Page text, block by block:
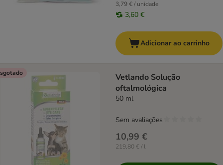
3,79 € / unidade
3,60 €
Adicionar ao carrinho
Vetlando Solução
oftalmológica
50 ml
10,99 €
219,80 € / l
Sem avaliações